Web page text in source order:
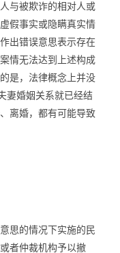
与被欺诈的相对人或
假事实或隐瞒真实情
出错误意思表示存在
情无法达到上述构成
是，法律概念上并没
妻婚姻关系就已经结
离婚，都有可能导致
思的情况下实施的民
者仲裁机构予以撤